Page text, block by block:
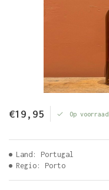
€19,95 Op voorraad
Land: Portugal
Regio: Porto